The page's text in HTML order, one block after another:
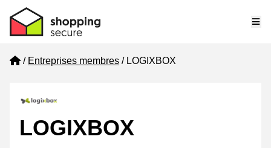
Home
Entreprises membres LOGIXBOX
LOGIXBOX